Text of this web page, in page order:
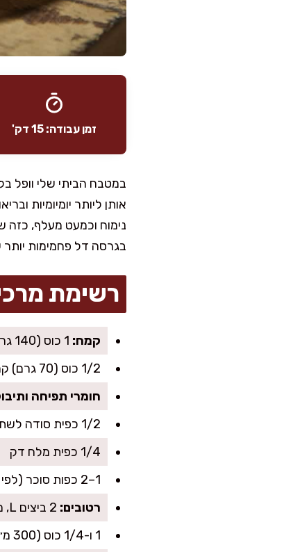
זמן עבודה: 15 דק'
במטבח הביתי שלי וופל
אותן ליותר יומיומיות
נימוח וכמעט מעלף,
בגרסה דל פחמימות יותר
רשימת
קמח:
1/2 כוס (70 גרם) קמח לבן (עוזר למרקם מושלם; אפשר להחליף בעוד קמח מלא)
חומרי תפיחה
1/2 כפית סודה לשתייה
1/4 כפית מלח דק
1–2 כפות סוכר (לפי רמת מתיקות רצויה)
רטובים:
1 ו-1/4 כוס (300 מ״ל) חלב